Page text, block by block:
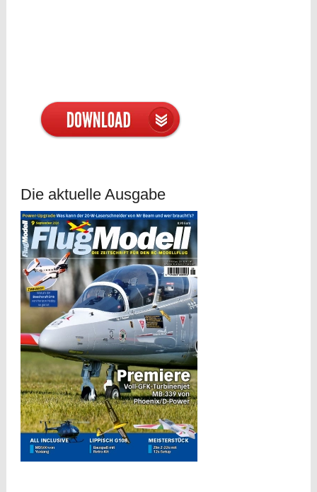
Die aktuelle Ausgabe